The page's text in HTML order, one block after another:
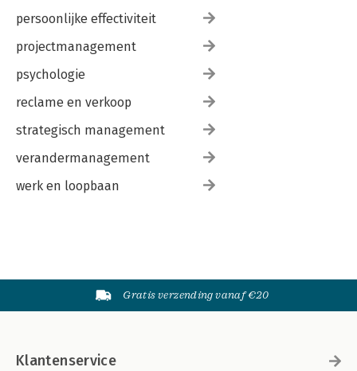
persoonlijke effectiviteit
projectmanagement
psychologie
reclame en verkoop
strategisch management
verandermanagement
werk en loopbaan
Gratis verzending vanaf €20
Klantenservice